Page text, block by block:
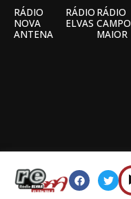
RÁDIO
NOVA
ANTENA
RÁDIO
ELVAS
RÁDIO
CAMPO
MAIOR